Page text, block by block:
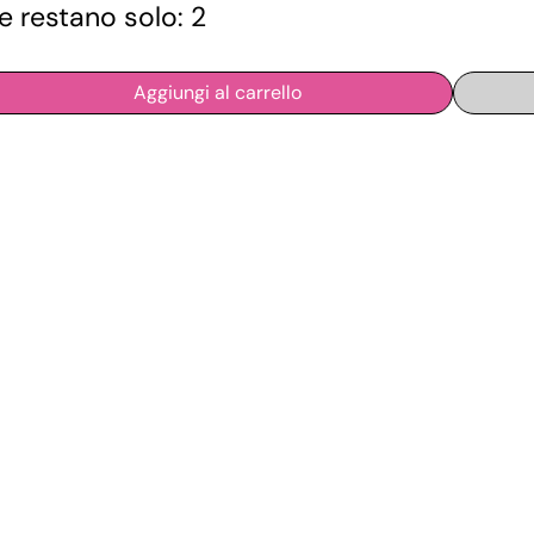
restano solo: 2
Aggiungi al carrello